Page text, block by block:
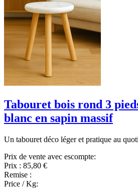
Tabouret bois rond 3
blanc en sapin massif
Un tabouret déco léger et pratique au
Prix de vente avec escompte:
Prix : 85,80 €
Remise :
Price / Kg: